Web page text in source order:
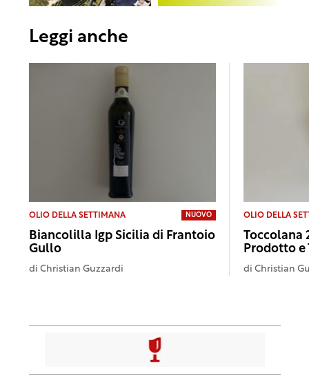
Leggi anche
OLIO DELLA SETTIMANA NUOVO
Biancolilla Igp Sicilia di Frantoio
Gullo
di Christian Guzzardi
OLIO DELLA
Toccolana
Prodotto e
diChristian